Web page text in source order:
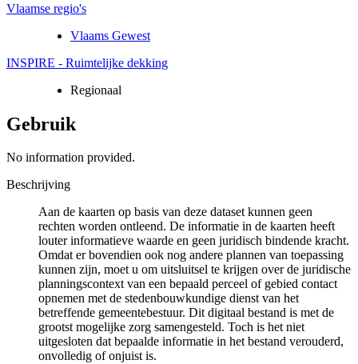
Vlaamse regio's
Vlaams Gewest
INSPIRE - Ruimtelijke dekking
Regionaal
Gebruik
No information provided.
Beschrijving
Aan de kaarten op basis van deze dataset kunnen geen
rechten worden ontleend. De informatie in de kaarten heeft
louter informatieve waarde en geen juridisch bindende kracht.
Omdat er bovendien ook nog andere plannen van toepassing
kunnen zijn, moet u om uitsluitsel te krijgen over de juridische
planningscontext van een bepaald perceel of gebied contact
opnemen met de stedenbouwkundige dienst van het
betreffende gemeentebestuur. Dit digitaal bestand is met de
grootst mogelijke zorg samengesteld. Toch is het niet
uitgesloten dat bepaalde informatie in het bestand verouderd,
onvolledig of onjuist is.